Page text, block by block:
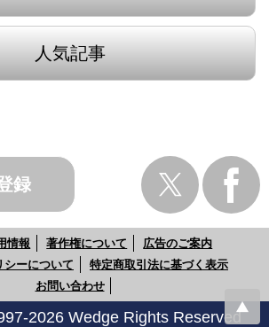
人気記事
録
情報 著作権について
広告のご案内
シーについて
特定商取引法に基づく表示
お問い合わせ
2026 Wedge Rights Reserved